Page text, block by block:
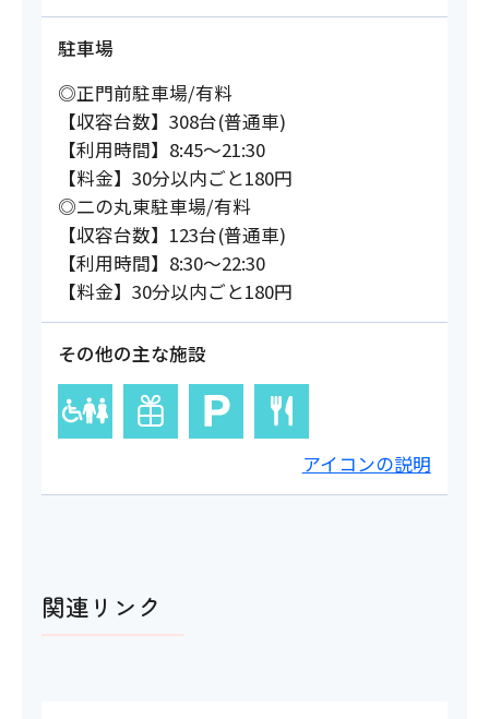
駐車場
◎正門前駐車場/有料
【収容台数】308台(普通車)
【利用時間】8:45～21:30
【料金】30分以内ごと180円
◎二の丸東駐車場/有料
【収容台数】123台(普通車)
【利用時間】8:30～22:30
【料金】30分以内ごと180円
その他の主な施設
アイコンの説明
関連リンク